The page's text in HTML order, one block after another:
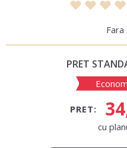
PRET
PRET:
сu